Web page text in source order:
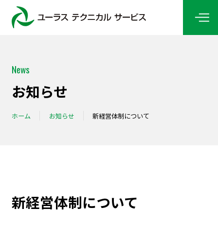
News
お知らせ
ホーム お知らせ 新経営体制について
新経営体制について